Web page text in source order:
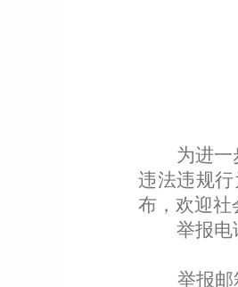
为进
违法违规
布，欢迎社
举报电
举报邮